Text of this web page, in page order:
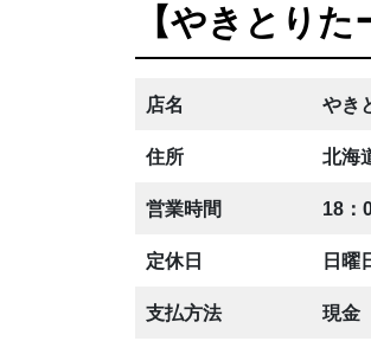
【やきとり
店名 やき
住所 北海
営業時間 18：
定休日 日曜
支払方法 現金